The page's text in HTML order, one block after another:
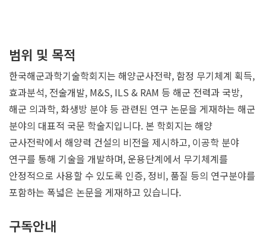
범위 및 목적
한국해군과학기술학회지는 해양군사전략, 함정 무기체계 획득,
효과분석, 전술개발, M&S, ILS & RAM 등 해군 전력과 국방,
해군 의과학, 화생방 분야 등 관련된 연구 논문을 게재하는 해군
분야의 대표적 국문 학술지입니다. 본 학회지는 해양
군사전략에서 해양력 건설의 비전을 제시하고, 이공학 분야
연구를 통해 기술을 개발하며, 운용단계에서 무기체계를
안정적으로 사용할 수 있도록 인증, 정비, 품질 등의 연구분야를
포함하는 폭넓은 논문을 게재하고 있습니다.
구독안내